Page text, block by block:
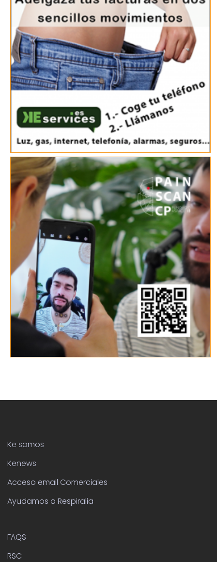
Ke somos
Kenews
Acceso email Comerciales
Ayudamos a Respiralia
FAQS
RSC